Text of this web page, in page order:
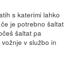
s katerimi lahko
je potrebno šaltat
šaltat pa
v službo in